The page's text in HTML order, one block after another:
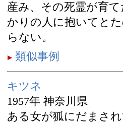
産み、その死霊が育
かりの人に抱いてと
らない。
類似事例
キツネ
1957年 神奈川県
ある女が狐にだまさ